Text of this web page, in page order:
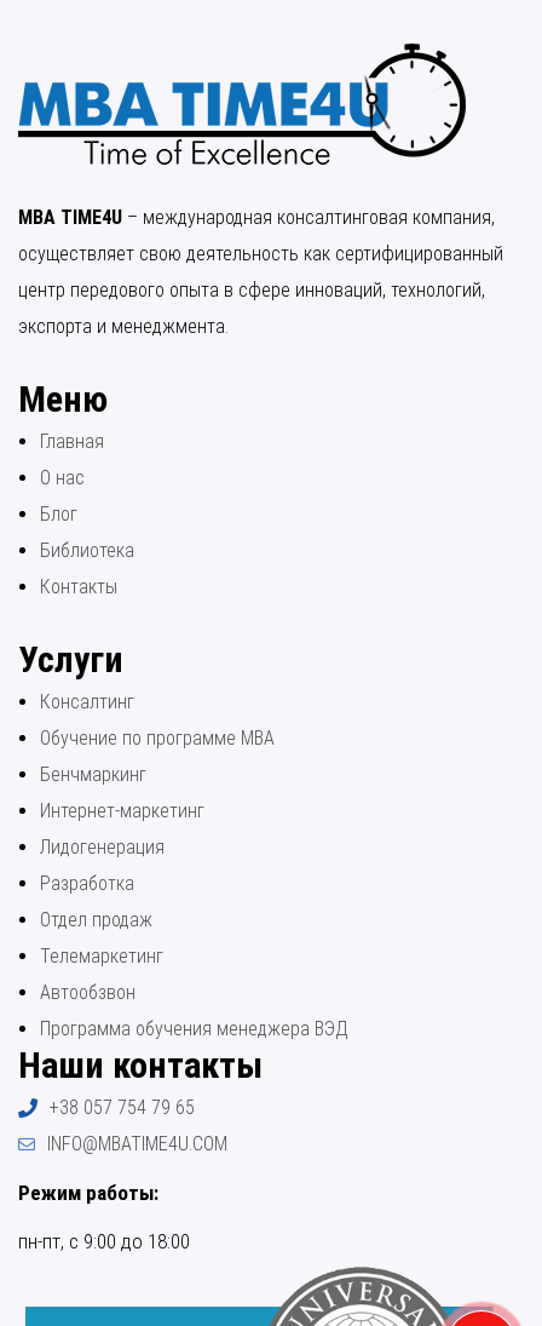
MBA TIME4U – международная консалтинговая компания,
осуществляет свою деятельность как сертифицированный
центр передового опыта в сфере инноваций, технологий,
экспорта и менеджмента.
Меню
Главная
О нас
Блог
Библиотека
Контакты
Услуги
Консалтинг
Обучение по программе МВА
Бенчмаркинг
Интернет-маркетинг
Лидогенерация
Разработка
Отдел продаж
Телемаркетинг
Автообзвон
Программа обучения менеджера ВЭД
Наши контакты
+38 057 754 79 65
INFO@MBATIME4U.COM
Режим работы:
пн-пт, с 9:00 до 18:00